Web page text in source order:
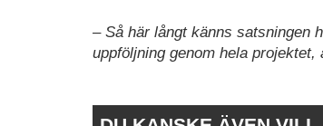
– Så här långt känns satsningen
uppföljning genom hela